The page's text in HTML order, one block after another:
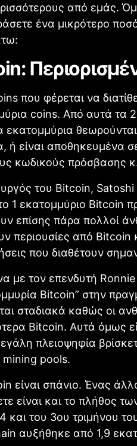
από εμάς.
ένα μικρότερο
που φέρεται να
coins. Από αυτά τα
εκατομμύρια
ή είναι αποθηκευμένα
κωδικούς πρόσβασης
του Bitcoin, Satoshi
1 εκατομμύριο Bitcoin
επίσης πάρα πολλοί
περιουσίες από Bitcoin
που διαθέτουν
με τον επενδυτή
Bitcoin” στην
σταδιακά καθώς οι
Bitcoin. Αυτά όμως
πλειοψηφία
pools.
είναι σπάνιο. Ένας
είναι και το πλήθος
και του 3ου τριμήνου
αυξήθηκε από 1,9